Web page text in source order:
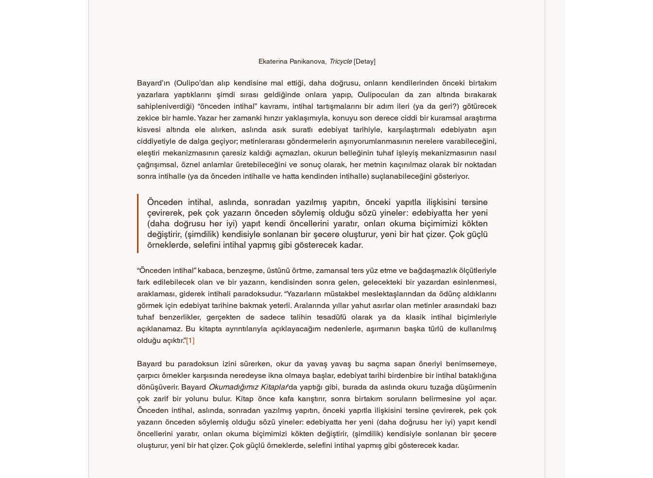
Ekaterina Panikanova, Tricycle [Detay]
Bayard’ın (Oulipo’dan alıp kendisine mal ettiği, daha doğrusu, onların kendilerinden önceki birtakım
yazarlara yaptıklarını şimdi sırası geldiğinde onlara yapıp, Oulipocuları da zan altında bırakarak
sahipleniverdiği) “önceden intihal” kavramı, intihal tartışmalarını bir adım ileri (ya da geri?) götürecek
zekice bir hamle. Yazar her zamanki hınzır yaklaşımıyla, konuyu son derece ciddi bir kuramsal araştırma
kisvesi altında ele alırken, aslında asık suratlı edebiyat tarihiyle, karşılaştırmalı edebiyatın aşırı
ciddiyetiyle de dalga geçiyor; metinlerarası göndermelerin aşırıyorumlanmasının nerelere varabileceğini,
eleştiri mekanizmasının çaresiz kaldığı açmazları, okurun belleğinin tuhaf işleyiş mekanizmasının nasıl
çağrışımsal, öznel anlamlar üretebileceğini ve sonuç olarak, her metnin kaçınılmaz olarak bir noktadan
sonra intihalle (ya da önceden intihalle ve hatta kendinden intihalle) suçlanabileceğini gösteriyor.
Önceden intihal, aslında, sonradan yazılmış yapıtın, önceki yapıtla ilişkisini tersine
çevirerek, pek çok yazarın önceden söylemiş olduğu sözü yineler: edebiyatta her yeni
(daha doğrusu her iyi) yapıt kendi öncellerini yaratır, onları okuma biçimimizi kökten
değiştirir, (şimdilik) kendisiyle sonlanan bir şecere oluşturur, yeni bir hat çizer. Çok güçlü
örneklerde, selefini intihal yapmış gibi gösterecek kadar.
“Önceden intihal” kabaca, benzeşme, üstünü örtme, zamansal ters yüz etme ve bağdaşmazlık ölçütleriyle
fark edilebilecek olan ve bir yazarın, kendisinden sonra gelen, gelecekteki bir yazardan esinlenmesi,
araklaması, giderek intihali paradoksudur. “Yazarların müstakbel meslektaşlarından da ödünç aldıklarını
görmek için edebiyat tarihine bakmak yeterli. Aralarında yıllar yahut asırlar olan metinler arasındaki bazı
tuhaf benzerlikler, gerçekten de sadece talihin tesadüfü olarak ya da klasik intihal biçimleriyle
açıklanamaz. Bu kitapta ayrıntılarıyla açıklayacağım nedenlerle, aşırmanın başka türlü de kullanılmış
olduğu açıktır.”[1]
Bayard bu paradoksun izini sürerken, okur da yavaş yavaş bu saçma sapan öneriyi benimsemeye,
çarpıcı örnekler karşısında neredeyse ikna olmaya başlar, edebiyat tarihi birdenbire bir intihal bataklığına
dönüşüverir. Bayard Okumadığımız Kitaplar’da yaptığı gibi, burada da aslında okuru tuzağa düşürmenin
çok zarif bir yolunu bulur. Kitap önce kafa karıştırır, sonra birtakım soruların belirmesine yol açar.
Önceden intihal, aslında, sonradan yazılmış yapıtın, önceki yapıtla ilişkisini tersine çevirerek, pek çok
yazarın önceden söylemiş olduğu sözü yineler: edebiyatta her yeni (daha doğrusu her iyi) yapıt kendi
öncellerini yaratır, onları okuma biçimimizi kökten değiştirir, (şimdilik) kendisiyle sonlanan bir şecere
oluşturur, yeni bir hat çizer. Çok güçlü örneklerde, selefini intihal yapmış gibi gösterecek kadar.